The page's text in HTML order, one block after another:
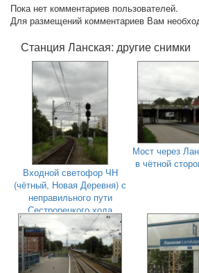
Пока нет комментариев пользователей.
Для размещений комментариев Вам
Станция Ланская: другие снимки
Входной светофор ЧН
(чётный, Новая Деревня) с
неправильного пути
Сестрорецкого хода
Мост через
в чётной